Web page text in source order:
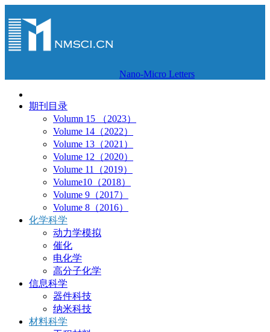
Nano-Micro Letters
期刊目录
Volumn 15 （2023）
Volume 14（2022）
Volume 13（2021）
Volume 12（2020）
Volume 11（2019）
Volume10（2018）
Volume 9（2017）
Volume 8（2016）
化学科学
动力学模拟
催化
电化学
高分子化学
信息科学
器件科技
纳米科技
材料科学